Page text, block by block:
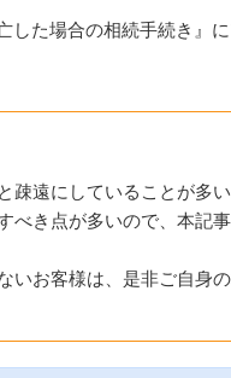
した場合の相続手続き』
疎遠にしていることが多
べき点が多いので、本記
いお客様は、是非ご自身